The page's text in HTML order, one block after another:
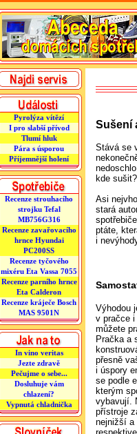
Pyrolýza vítězí
I pro slabší přívod
Tlumí hluk
Pára s úsporou
Příjemnější holení
Recenze strouhacího
strojku Tefal
MB756G316
Recenze zavařovacího
hrnce Hyundai
PC200SS
Recenze tyčového
mixéru Eta Vassa 7055
Recenze parního hrnce
Eta Calderon
Recenze kráječe Bosch
MAS 9501N
In vino veritas
Jezte zdravě
Pečujme o sebe...
Dosluhuje vám
chlazení?
Vypnutá chladnička
Sušení
Stává se
kde
Asi
stará
ptáte,
i
Výhodou
v pračce
můžete
Pračka a
přesně
i úspory
se podle
kterým
vybavují.
přístroje
nejnižší a